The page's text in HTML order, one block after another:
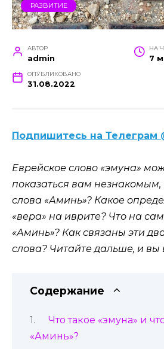
РАЗВИТИЕ
АВТОР
admin
НА
7
ОПУБЛИКОВАНО
31.08.2022
Подпишитесь на Телеграм
Еврейское слово «эмуна»
показаться вам незнакомым,
слова «Аминь»? Какое
«вера» на иврите? Что на
«Аминь»? Как связаны эти
слова? Читайте дальше, и вы
Содержание
Что такое «эмуна» и
«Аминь»?